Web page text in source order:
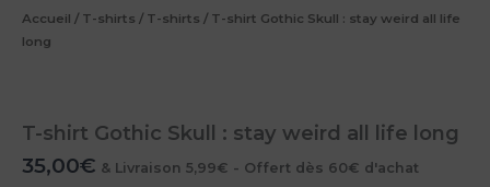
Accueil / T-shirts / T-shirts / T-shirt Gothic Skull : stay weird all life
long
T-shirt Gothic Skull : stay weird all life long
35,00€ & Livraison 5,99€ - Offert dès 60€ d'achat